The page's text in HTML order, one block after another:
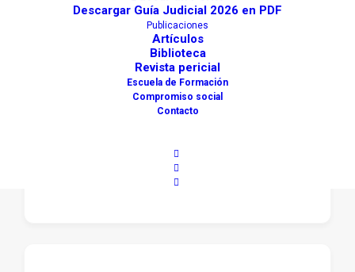
Descargar Guía Judicial 2026 en PDF
Publicaciones
Artículos
Biblioteca
Revista pericial
Escuela de Formación
Compromiso social
Contacto
Actividades
Comunidad de Madrid